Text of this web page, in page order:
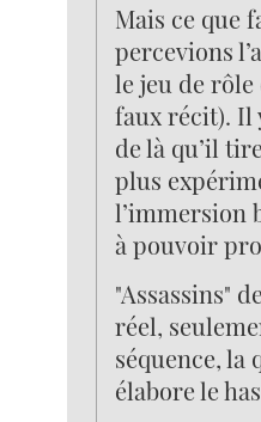
Mais ce que
percevions
le jeu de
faux récit). Il
de là qu’il
plus
l’immersion
à pouvoir
"Assassins"
réel,
séquence, la
élabore le